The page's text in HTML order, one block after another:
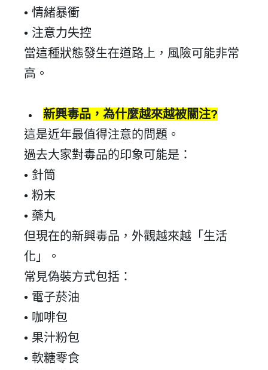
我 要 註 冊
• 情緒暴衝
• 注意力失控
當這種狀態發生在道路上，風險可能非常
高。
新興毒品，為什麼越來越被關注?
這是近年最值得注意的問題。
過去大家對毒品的印象可能是：
• 針筒
• 粉末
• 藥丸
但現在的新興毒品，外觀越來越「生活
化」。
常見偽裝方式包括：
• 電子菸油
• 咖啡包
• 果汁粉包
• 軟糖零食